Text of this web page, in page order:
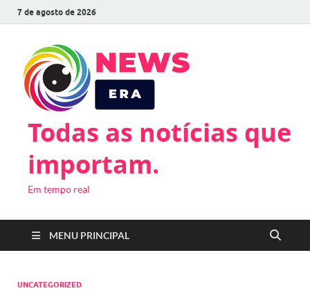
7 de agosto de 2026
Todas as notícias que
importam.
Em tempo real
MENU PRINCIPAL
UNCATEGORIZED